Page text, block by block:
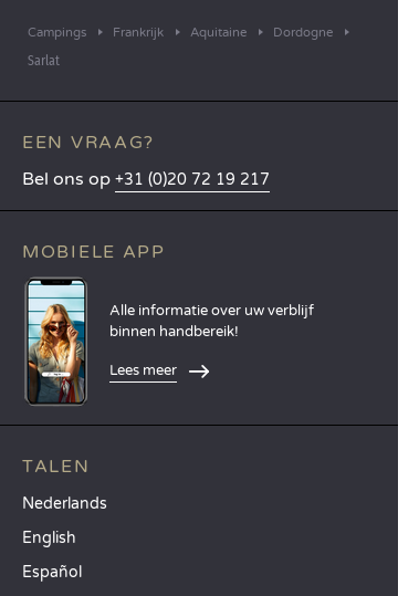
Campings Frankrijk Aquitaine Dordogne
Sarlat
EEN VRAAG?
Bel ons op +31 (0)20 72 19 217
MOBIELE APP
Alle informatie over uw verblijf
binnen handbereik!
Lees meer
TALEN
Nederlands
English
Español